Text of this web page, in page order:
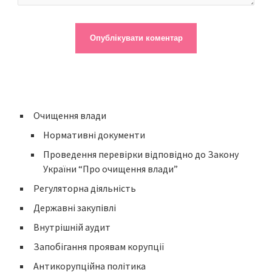
Очищення влади
Нормативні документи
Проведення перевірки відповідно до Закону
України “Про очищення влади”
Регуляторна діяльність
Державні закупівлі
Внутрішній аудит
Запобігання проявам корупції
Антикорупційна політика